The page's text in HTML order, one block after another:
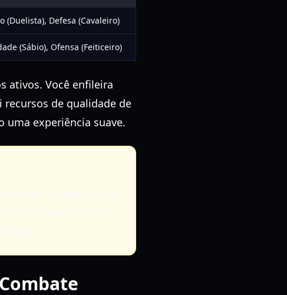
(Duelista), Defesa (Cavaleiro)
(Sábio), Ofensa (Feiticeiro)
ativos. Você enfileira
de qualidade de
experiência suave.